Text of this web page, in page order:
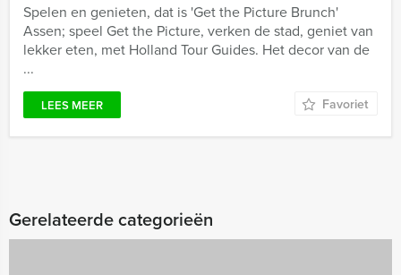
Spelen en genieten, dat is 'Get the Picture Brunch'
Assen; speel Get the Picture, verken de stad, geniet van
lekker eten, met Holland Tour Guides. Het decor van de
...
LEES MEER Favoriet
Gerelateerde categorieën